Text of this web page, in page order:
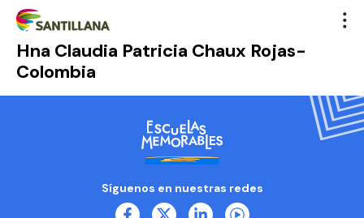
Hna Claudia Patricia Chaux Rojas-
Colombia
Síguenos en nuestras redes